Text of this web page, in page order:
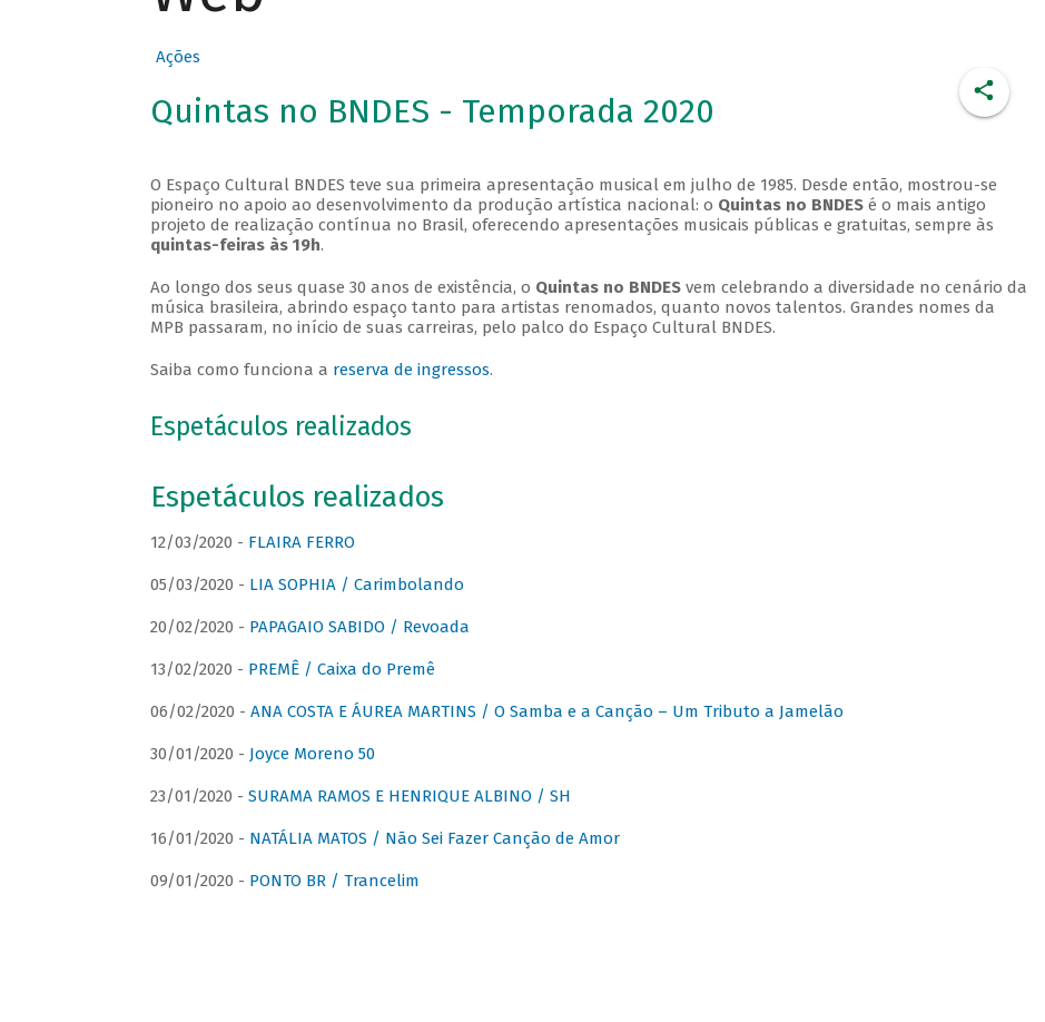
Ações
Quintas no BNDES - Temporada 2020
O Espaço Cultural BNDES teve sua primeira apresentação musical em julho de 1985. Desde então, mostrou-se
pioneiro no apoio ao desenvolvimento da produção artística nacional: o Quintas no BNDESé o mais antigo
projeto de realização contínua no Brasil, oferecendo apresentações musicais públicas e gratuitas, sempre às
quintas-feiras às 19h.
Ao longo dos seus quase 30 anos de existência, o Quintas no BNDESvem celebrando a diversidade no cenário da
música brasileira, abrindo espaço tanto para artistas renomados, quanto novos talentos. Grandes nomes da
MPB passaram, no início de suas carreiras, pelo palco do Espaço Cultural BNDES.
Saiba como funciona a reserva de ingressos.
Espetáculos realizados
Espetáculos realizados
12/03/2020 - FLAIRA FERRO
05/03/2020 - LIA SOPHIA / Carimbolando
20/02/2020 - PAPAGAIO SABIDO / Revoada
13/02/2020 - PREMÊ / Caixa do Premê
06/02/2020 - ANA COSTA E ÁUREA MARTINS / O Samba e a Canção – Um Tributo a Jamelão
30/01/2020 - Joyce Moreno 50
23/01/2020 - SURAMA RAMOS E HENRIQUE ALBINO / SH
16/01/2020 - NATÁLIA MATOS / Não Sei Fazer Canção de Amor
09/01/2020 - PONTO BR / Trancelim